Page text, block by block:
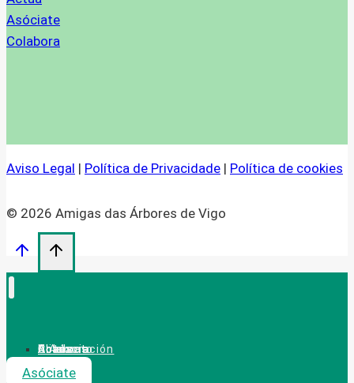
Asóciate
Colabora
Aviso Legal | Política de Privacidade | Política de cookies
© 2026 Amigas das Árbores de Vigo
A Asociación
Actúa
Colabora
Alianzas
Contacto
Novas
Asóciate